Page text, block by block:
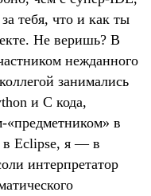
тебя, что и как ты
Не веришь? В
нежданного
занимались
и C кода,
«предметником» в
в Eclipse, я — в
интерпретатор